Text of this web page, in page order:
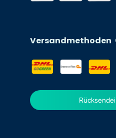
Versandmethoden